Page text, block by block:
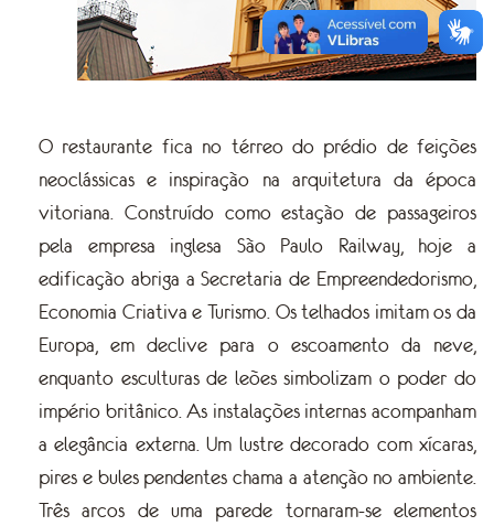
O restaurante fica no térreo do prédio de feições
neoclássicas e inspiração na arquitetura da época
vitoriana. Construído como estação de passageiros
pela empresa inglesa São Paulo Railway, hoje a
edificação abriga a Secretaria de Empreendedorismo,
Economia Criativa e Turismo. Os telhados imitam os da
Europa, em declive para o escoamento da neve,
enquanto esculturas de leões simbolizam o poder do
império britânico. As instalações internas acompanham
a elegância externa. Um lustre decorado com xícaras,
pires e bules pendentes chama a atenção no ambiente.
Três arcos de uma parede tornaram-se elementos